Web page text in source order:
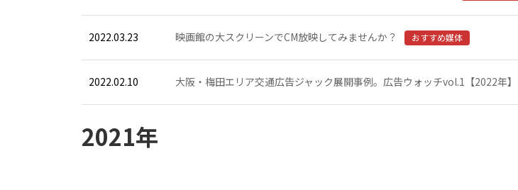
2022.03.23 映画館の大スクリーンでCM放映してみませんか？ おすすめ媒体
2022.02.10 大阪・梅田エリア交通広告ジャック展開事例。広告ウォッチvol.1【2022年】
2021年